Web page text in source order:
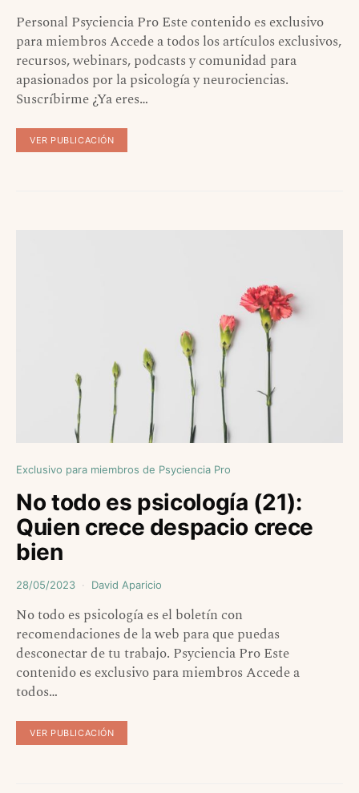
Personal Psyciencia Pro Este contenido es exclusivo
para miembros Accede a todos los artículos exclusivos,
recursos, webinars, podcasts y comunidad para
apasionados por la psicología y neurociencias.
Suscríbirme ¿Ya eres…
VER PUBLICACIÓN
Exclusivo para miembros de Psyciencia Pro
No todo es psicología (21):
Quien crece despacio crece
bien
28/05/2023 David Aparicio
No todo es psicología es el boletín con
recomendaciones de la web para que puedas
desconectar de tu trabajo. Psyciencia Pro Este
contenido es exclusivo para miembros Accede a
todos…
VER PUBLICACIÓN